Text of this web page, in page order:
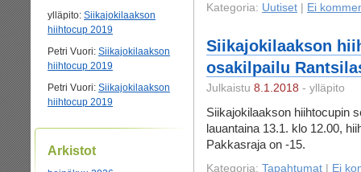
ylläpito: Siikajokilaakson
hiihtocup 2019
Petri Vuori: Siikajokilaakson
hiihtocup 2019
Petri Vuori: Siikajokilaakson
hiihtocup 2019
Arkistot
Kategoria: Uutiset Ei
Siikajokilaakson
osakilpailu
Julkaistu 8.1.2018 - ylläpito
Siikajokilaakson hiihtocupin
lauantaina 13.1. klo 12.00,
Pakkasraja on -15.
Kategoria: Tapahtumat Ei